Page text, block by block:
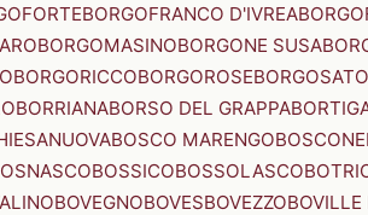
BORGOFRANCO D'IVREA
BORGOMASINOBORGONE SUSA
BORGORICCOBORGOROSE
BORRIANABORSO DEL GRAPPA
BOSCO MARENGO
BOSSICOBOSSOLASCO
BOVEGNOBOVESBOVEZZOBOVILLE